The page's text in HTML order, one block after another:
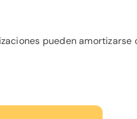
pueden amortizarse